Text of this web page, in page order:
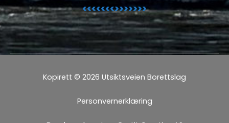
<<<<<<<>>>>>>>
Kopirett © 2026 Utsiktsveien Borettslag
Personvernerklæring